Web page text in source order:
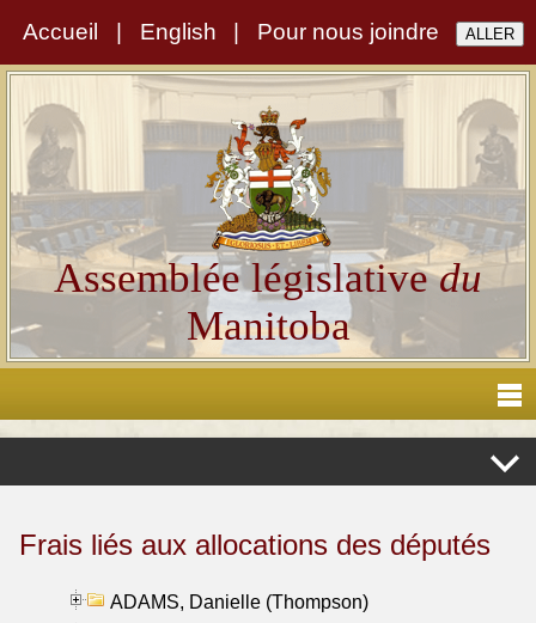
Accueil English Pour nous joindre
Assemblée législativedu
Manitoba
Frais liés aux allocations des députés
ADAMS, Danielle (Thompson)